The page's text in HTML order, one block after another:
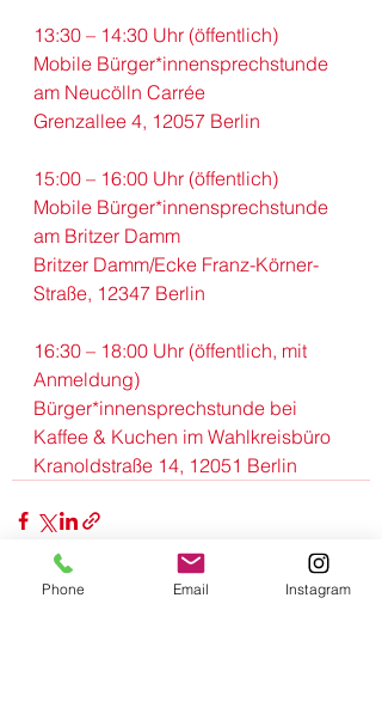
13:30 – 14:30 Uhr (öffentlich)
Mobile Bürger*innensprechstunde
am Neucölln Carrée
Grenzallee 4, 12057 Berlin
15:00 – 16:00 Uhr (öffentlich)
Mobile Bürger*innensprechstunde
am Britzer Damm
Britzer Damm/Ecke Franz-Körner-
Straße, 12347 Berlin
16:30 – 18:00 Uhr (öffentlich, mit
Anmeldung)
Bürger*innensprechstunde bei
Kaffee & Kuchen im Wahlkreisbüro
Kranoldstraße 14, 12051 Berlin
Phone Email Instagram